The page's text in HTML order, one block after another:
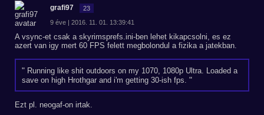
grafi97 23
9 éve | 2016. 11. 01. 13:39:41
A vsync-et csak a skyrimsprefs.ini-ben lehet kikapcsolni, es ez
azert van igy mert 60 FPS felett megbolondul a fizika a jatekban.
Running like shit outdoors on my 1070, 1080p Ultra. Loaded a
save on high Hrothgar and i'm getting 30-ish fps.
Ezt pl. neogaf-on irtak.